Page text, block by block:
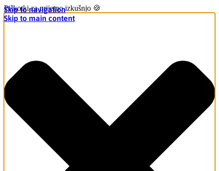
Piškotki za prijetno izkušnjo 🍪
Skip to navigation
Skip to main content